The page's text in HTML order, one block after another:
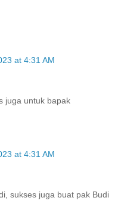
at 4:31 AM
juga untuk bapak
at 4:31 AM
sukses juga buat pak Budi